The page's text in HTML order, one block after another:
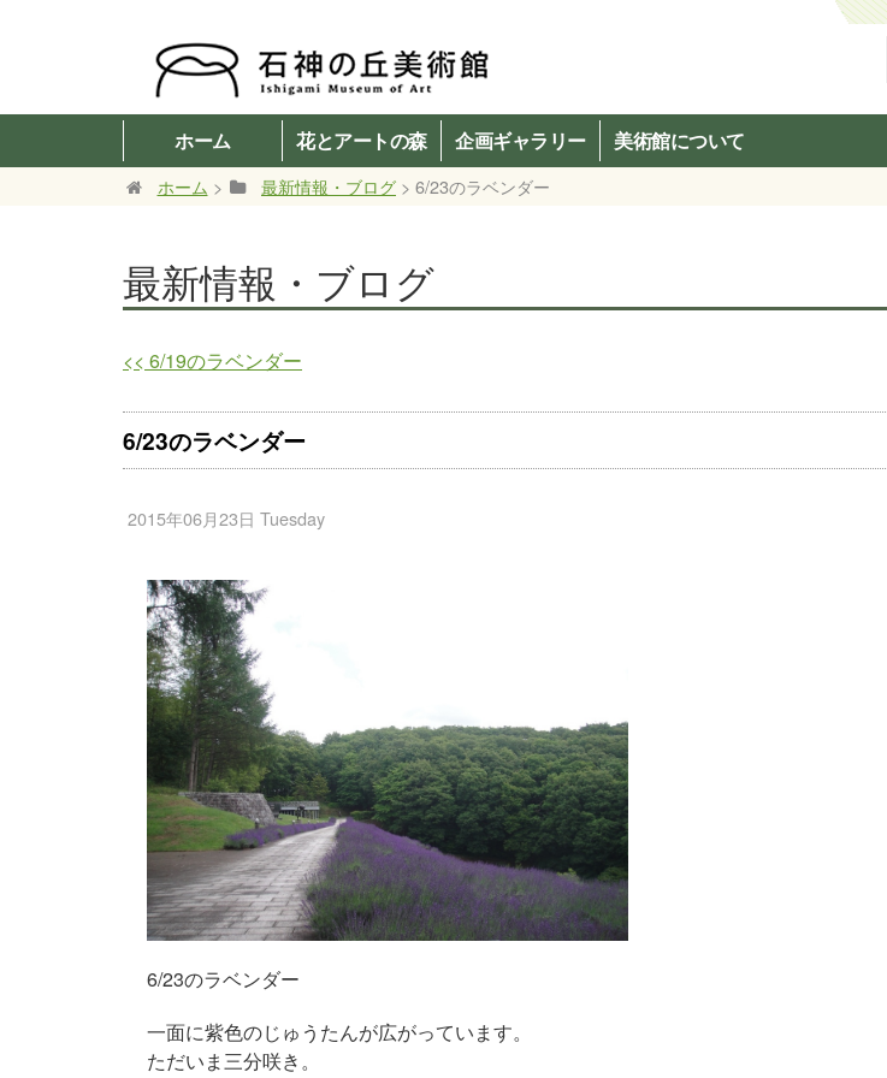
ホーム 花とアートの森 企画ギャラリー 美術館について
ホーム > 最新情報・ブログ > 6/23のラベンダー
最新情報・ブログ
<< 6/19のラベンダー
6/23のラベンダー
2015年06月23日 Tuesday
6/23のラベンダー
一面に紫色のじゅうたんが広がっています。
ただいま三分咲き。